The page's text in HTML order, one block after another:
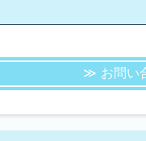
お問い